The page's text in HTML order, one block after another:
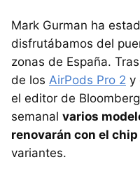
Mark Gurman ha
disfrutábamos del
zonas de España. Tras
de los AirPods Pro 2 y
el editor de
semanal varios
renovarán con el chip
variantes.